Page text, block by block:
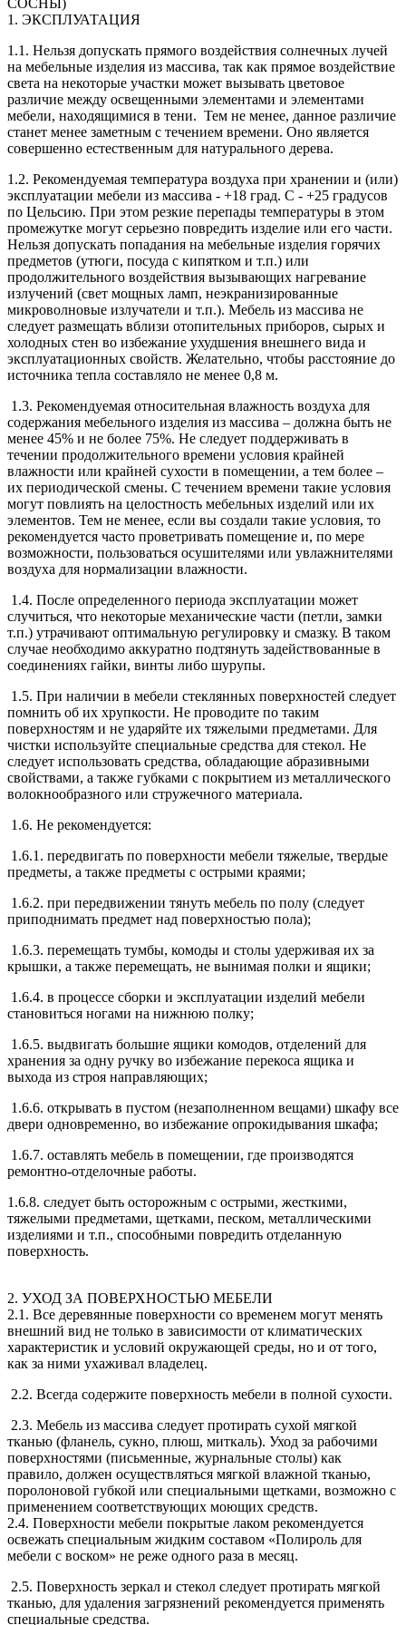
СОСНЫ)
1. ЭКСПЛУАТАЦИЯ
1.1. Нельзя допускать прямого воздействия солнечных лучей
на мебельные изделия из массива, так как прямое воздействие
света на некоторые участки может вызывать цветовое
различие между освещенными элементами и элементами
мебели, находящимися в тени. Тем не менее, данное различие
станет менее заметным с течением времени. Оно является
совершенно естественным для натурального дерева.
1.2. Рекомендуемая температура воздуха при хранении и (или)
эксплуатации мебели из массива - +18 град. С - +25 градусов
по Цельсию. При этом резкие перепады температуры в этом
промежутке могут серьезно повредить изделие или его части.
Нельзя допускать попадания на мебельные изделия горячих
предметов (утюги, посуда с кипятком и т.п.) или
продолжительного воздействия вызывающих нагревание
излучений (свет мощных ламп, неэкранизированные
микроволновые излучатели и т.п.). Мебель из массива не
следует размещать вблизи отопительных приборов, сырых и
холодных стен во избежание ухудшения внешнего вида и
эксплуатационных свойств. Желательно, чтобы расстояние до
источника тепла составляло не менее 0,8 м.
1.3. Рекомендуемая относительная влажность воздуха для
содержания мебельного изделия из массива – должна быть не
менее 45% и не более 75%. Не следует поддерживать в
течении продолжительного времени условия крайней
влажности или крайней сухости в помещении, а тем более –
их периодической смены. С течением времени такие условия
могут повлиять на целостность мебельных изделий или их
элементов. Тем не менее, если вы создали такие условия, то
рекомендуется часто проветривать помещение и, по мере
возможности, пользоваться осушителями или увлажнителями
воздуха для нормализации влажности.
1.4. После определенного периода эксплуатации может
случиться, что некоторые механические части (петли, замки
т.п.) утрачивают оптимальную регулировку и смазку. В таком
случае необходимо аккуратно подтянуть задействованные в
соединениях гайки, винты либо шурупы.
1.5. При наличии в мебели стеклянных поверхностей следует
помнить об их хрупкости. Не проводите по таким
поверхностям и не ударяйте их тяжелыми предметами. Для
чистки используйте специальные средства для стекол. Не
следует использовать средства, обладающие абразивными
свойствами, а также губками с покрытием из металлического
волокнообразного или стружечного материала.
1.6. Не рекомендуется:
1.6.1. передвигать по поверхности мебели тяжелые, твердые
предметы, а также предметы с острыми краями;
1.6.2. при передвижении тянуть мебель по полу (следует
приподнимать предмет над поверхностью пола);
1.6.3. перемещать тумбы, комоды и столы удерживая их за
крышки, а также перемещать, не вынимая полки и ящики;
1.6.4. в процессе сборки и эксплуатации изделий мебели
становиться ногами на нижнюю полку;
1.6.5. выдвигать большие ящики комодов, отделений для
хранения за одну ручку во избежание перекоса ящика и
выхода из строя направляющих;
1.6.6. открывать в пустом (незаполненном вещами) шкафу все
двери одновременно, во избежание опрокидывания шкафа;
1.6.7. оставлять мебель в помещении, где производятся
ремонтно-отделочные работы.
1.6.8. следует быть осторожным с острыми, жесткими,
тяжелыми предметами, щетками, песком, металлическими
изделиями и т.п., способными повредить отделанную
поверхность.
2. УХОД ЗА ПОВЕРХНОСТЬЮ МЕБЕЛИ
2.1. Все деревянные поверхности со временем могут менять
внешний вид не только в зависимости от климатических
характеристик и условий окружающей среды, но и от того,
как за ними ухаживал владелец.
2.2. Всегда содержите поверхность мебели в полной сухости.
2.3. Мебель из массива следует протирать сухой мягкой
тканью (фланель, сукно, плюш, миткаль). Уход за рабочими
поверхностями (письменные, журнальные столы) как
правило, должен осуществляться мягкой влажной тканью,
поролоновой губкой или специальными щетками, возможно с
применением соответствующих моющих средств.
2.4. Поверхности мебели покрытые лаком рекомендуется
освежать специальным жидким составом «Полироль для
мебели с воском» не реже одного раза в месяц.
2.5. Поверхность зеркал и стекол следует протирать мягкой
тканью, для удаления загрязнений рекомендуется применять
специальные средства.